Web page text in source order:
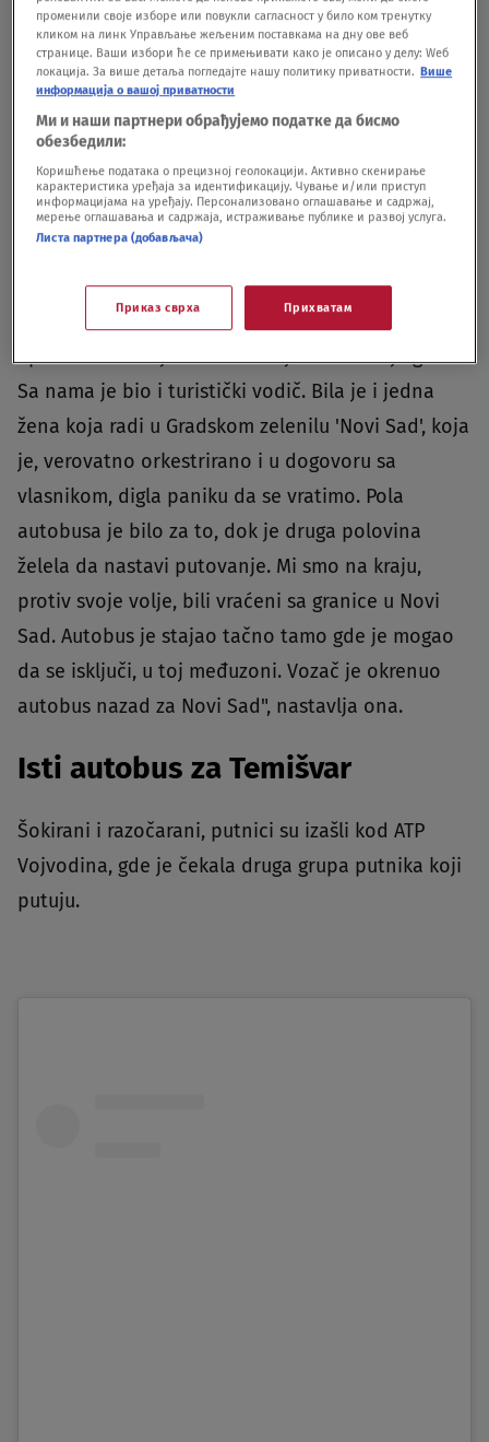
smo prevareni za putovanje u Split. Krenuli smo,
iako je trebalo u osam ujutru, krenuli smo u deset
uveče misleći: okej, dešava se promena temrina,
idemo dalje", priča nam Sara na početku
razgovora.
Autobus u kom je ona bila, prošao je Batrovce.
"Spavala sam sve vreme, kada je autobus zastao,
upitala sam šta je bilo. Vozač je rekao da je gužva.
Sa nama je bio i turistički vodič. Bila je i jedna
žena koja radi u Gradskom zelenilu 'Novi Sad', koja
je, verovatno orkestrirano i u dogovoru sa
vlasnikom, digla paniku da se vratimo. Pola
autobusa je bilo za to, dok je druga polovina
želela da nastavi putovanje. Mi smo na kraju,
protiv svoje volje, bili vraćeni sa granice u Novi
Sad. Autobus je stajao tačno tamo gde je mogao
da se isključi, u toj međuzoni. Vozač je okrenuo
autobus nazad za Novi Sad", nastavlja ona.
Isti autobus za Temišvar
Šokirani i razočarani, putnici su izašli kod ATP
Vojvodina, gde je čekala druga grupa putnika koji
putuju.
променили своје изборе или повукли сагласност у било ком тренутку
кликом на линк Управљање жељеним поставкама на дну ове веб
странице. Ваши избори ће се примењивати како је описано у делу: Wеб
локација. За више детаља погледајте нашу политику приватности. Више
информација о вашој приватности
Ми и наши партнери обрађујемо податке да бисмо
обезбедили:
Коришћење података о прецизној геолокацији. Активно скенирање
карактеристика уређаја за идентификацију. Чување и/или приступ
информацијама на уређају. Персонализовано оглашавање и садржај,
мерење оглашавања и садржаја, истраживање публике и развој услуга.
Листа партнера (добављача)
Приказ сврха Прихватам